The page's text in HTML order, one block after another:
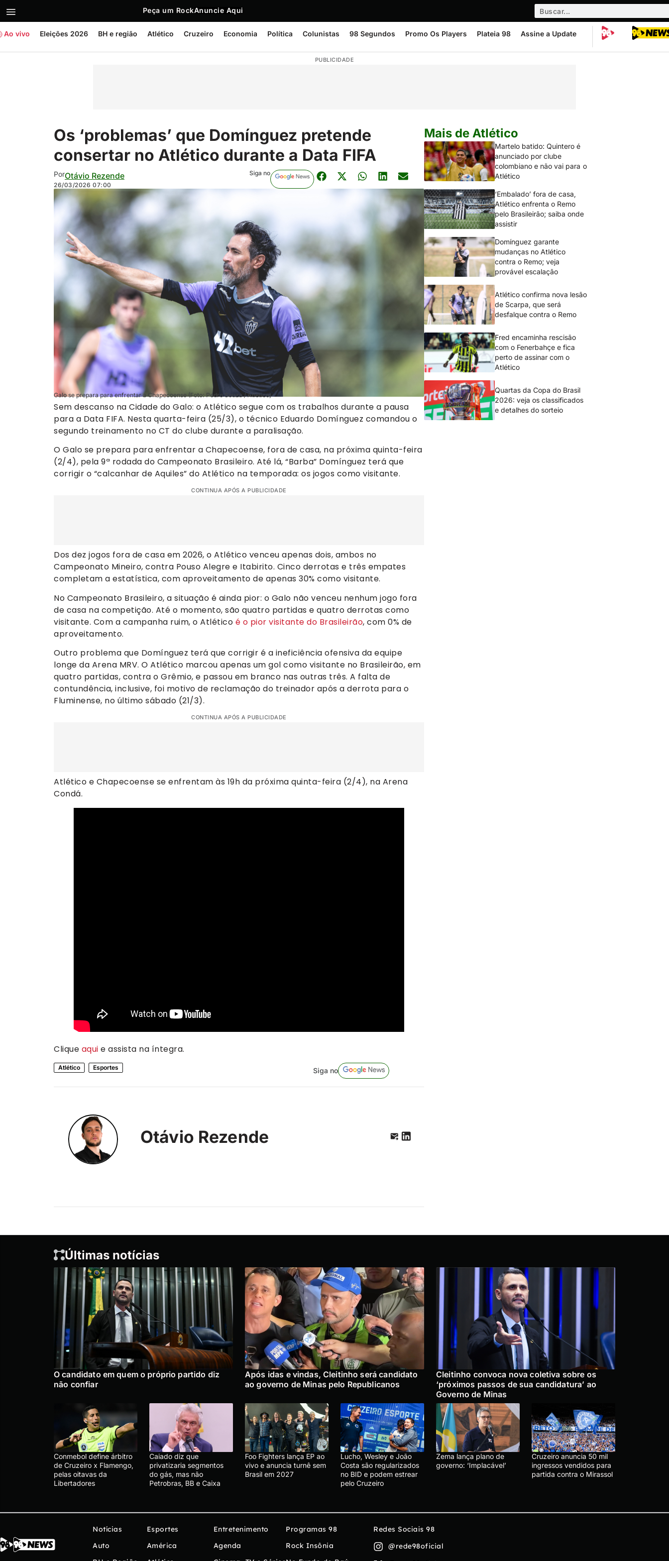
Peça um RockAnuncie Aqui
Ao vivo Eleições 2026 BH e região Atlético Cruzeiro Economia Política Colunistas 98 Segundos Promo Os Players Plateia 98 Assine a Update
PUBLICIDADE
Os ‘problemas’ que Domínguez pretende
consertar no Atlético durante a Data FIFA
PorOtávio Rezende
26/03/2026 07:00
Siga no
Galo se prepara para enfrentar a Chapecoense (Foto: Pedro Souza / Atlético)
Sem descanso na Cidade do Galo: o Atlético segue com os trabalhos durante a pausa
para a Data FIFA. Nesta quarta-feira (25/3), o técnico Eduardo Domínguez comandou o
segundo treinamento no CT do clube durante a paralisação.
O Galo se prepara para enfrentar a Chapecoense, fora de casa, na próxima quinta-feira
(2/4), pela 9ª rodada do Campeonato Brasileiro. Até lá, “Barba” Domínguez terá que
corrigir o “calcanhar de Aquiles” do Atlético na temporada: os jogos como visitante.
CONTINUA APÓS A PUBLICIDADE
Dos dez jogos fora de casa em 2026, o Atlético venceu apenas dois, ambos no
Campeonato Mineiro, contra Pouso Alegre e Itabirito. Cinco derrotas e três empates
completam a estatística, com aproveitamento de apenas 30% como visitante.
No Campeonato Brasileiro, a situação é ainda pior: o Galo não venceu nenhum jogo fora
de casa na competição. Até o momento, são quatro partidas e quatro derrotas como
visitante. Com a campanha ruim, o Atlético é o pior visitante do Brasileirão, com 0% de
aproveitamento.
Outro problema que Domínguez terá que corrigir é a ineficiência ofensiva da equipe
longe da Arena MRV. O Atlético marcou apenas um gol como visitante no Brasileirão, em
quatro partidas, contra o Grêmio, e passou em branco nas outras três. A falta de
contundência, inclusive, foi motivo de reclamação do treinador após a derrota para o
Fluminense, no último sábado (21/3).
CONTINUA APÓS A PUBLICIDADE
Atlético e Chapecoense se enfrentam às 19h da próxima quinta-feira (2/4), na Arena
Condá.
Clique aqui e assista na íntegra.
Atlético Esportes Siga no
Otávio Rezende
Mais de Atlético
Martelo batido: Quintero é
anunciado por clube
colombiano e não vai para o
Atlético
‘Embalado’ fora de casa,
Atlético enfrenta o Remo
pelo Brasileirão; saiba onde
assistir
Domínguez garante
mudanças no Atlético
contra o Remo; veja
provável escalação
Atlético confirma nova lesão
de Scarpa, que será
desfalque contra o Remo
Fred encaminha rescisão
com o Fenerbahçe e fica
perto de assinar com o
Atlético
Quartas da Copa do Brasil
2026: veja os classificados
e detalhes do sorteio
Últimas notícias
O candidato em quem o próprio partido diz
não confiar
Após idas e vindas, Cleitinho será candidato
ao governo de Minas pelo Republicanos
Cleitinho convoca nova coletiva sobre os
‘próximos passos de sua candidatura’ ao
Governo de Minas
Conmebol define árbitro
de Cruzeiro x Flamengo,
pelas oitavas da
Libertadores
Caiado diz que
privatizaria segmentos
do gás, mas não
Petrobras, BB e Caixa
Foo Fighters lança EP ao
vivo e anuncia turnê sem
Brasil em 2027
Lucho, Wesley e João
Costa são regularizados
no BID e podem estrear
pelo Cruzeiro
Zema lança plano de
governo: ‘Implacável’
Cruzeiro anuncia 50 mil
ingressos vendidos para
partida contra o Mirassol
Notícias
Auto
Esportes
América
Entretenimento
Agenda
Programas 98
Rock Insônia
Redes Sociais 98
@rede98oficial